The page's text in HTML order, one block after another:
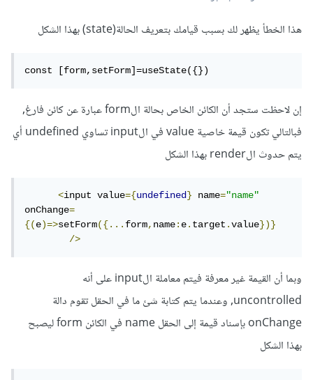
هذا الخطأ يظهر لك بسبب قيامك بتعريف الحالة(state) بهذا الشكل
const [form,setForm]=useState({})
إن ﻻحظت ستجد أن الكائن الخاص بحالة الform عبارة عن كائن فارغ,
فبالتالي تكون قيمة خاصية value في الinput تساوي undefined أي
يتم حدوث الrender بهذا الشكل
<input value={undefined} name="name"
onChange=
{(e)=>setForm({...form,name:e.target.value})}
/>
وبما أن القيمة غير معرفة فيتم معاملة الinput على أنه
uncontrolled, وعندما يتم كتابة شئ ما في الحقل تقوم دالة
onChange بإسناد قيمة إلى الحقل name في الكائن form ليصبح
بهذا الشكل